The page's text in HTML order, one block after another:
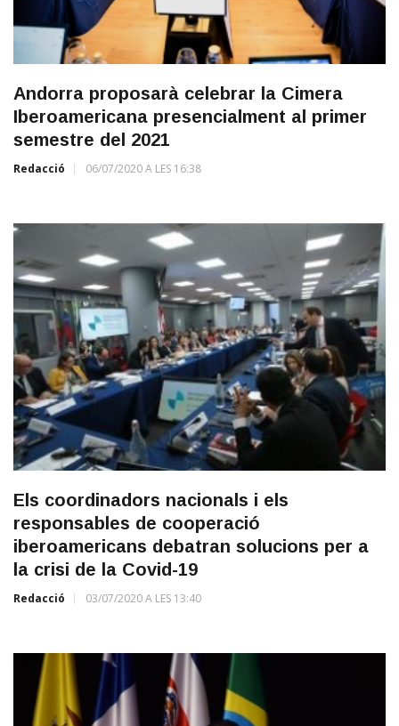
Andorra proposarà celebrar la Cimera
Iberoamericana presencialment al primer
semestre del 2021
Redacció 06/07/2020 A LES 16:38
Els coordinadors nacionals i els
responsables de cooperació
iberoamericans debatran solucions per a
la crisi de la Covid-19
Redacció 03/07/2020 A LES 13:40